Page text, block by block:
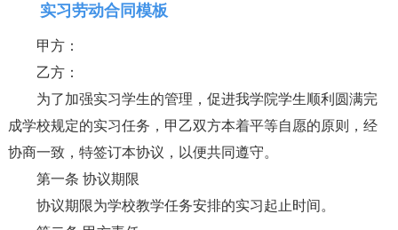
实习劳动合同模板
甲方：
乙方：
为了加强实习学生的管理，促进我学院学生顺利圆满完
成学校规定的实习任务，甲乙双方本着平等自愿的原则，经
协商一致，特签订本协议，以便共同遵守。
第一条 协议期限
协议期限为学校教学任务安排的实习起止时间。